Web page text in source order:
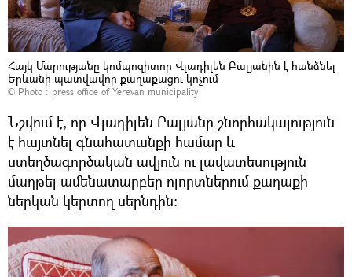
Հայկ Մարությանը կոմպոզիտոր Վլադիլեն Բալյանին է հանձնել
Երևանի պատվավոր քաղաքացու կոչում
© Photo : press office of Yerevan municipality
Նշվում է, որ Վլադիլեն Բալյանը շնորհակալություն
է հայտնել գնահատանքի համար և
ստեղծագործական ավյուն ու լավատեսություն
մաղթել ամենատարբեր ոլորտներում քաղաքի
ներկան կերտող սերնդին: